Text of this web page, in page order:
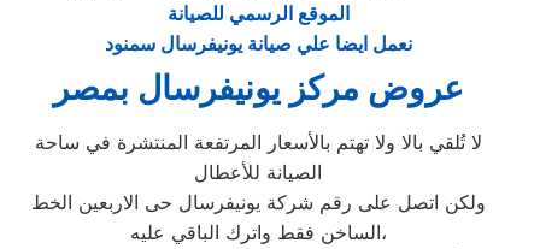
الموقع الرسمي للصيانة
نعمل ايضا علي صيانة يونيفرسال سمنود
عروض مركز يونيفرسال بمصر
لا تُلقي بالا ولا تهتم بالأسعار المرتفعة المنتشرة في ساحة
الصيانة للأعطال
ولكن اتصل على رقم شركة يونيفرسال حى الاربعين الخط
الساخن فقط واترك الباقي عليه،